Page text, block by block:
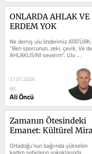
ONLARDA AHLAK VE
ERDEM YOK
Ne demiş ulu önderimiz ATATÜRK;
“Ben sporcunun, zeki, çevik, Ve de
AHLAKLISINI severim”. Ulu
27.01.2026
60
Ali Öncü
Zamanın Ötesindeki
Emanet: Kültürel
Ortadoğu’nun bağrında yükselen